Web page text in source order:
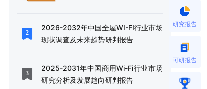
2026-2032年中国全屋WI-FI行业市场
现状调查及未来趋势研判报告
2025-2031年中国商用Wi-Fi行业市场
研究分析及发展趋向研判报告
研究报告
可研报告